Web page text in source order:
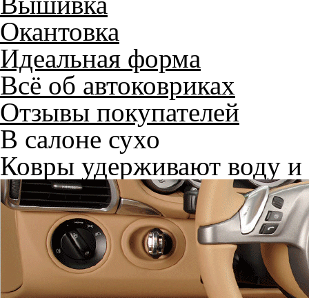
Окантовка
Идеальная форма
Всё об автоковриках
Отзывы покупателей
В салоне сухо
Ковры удерживают воду и